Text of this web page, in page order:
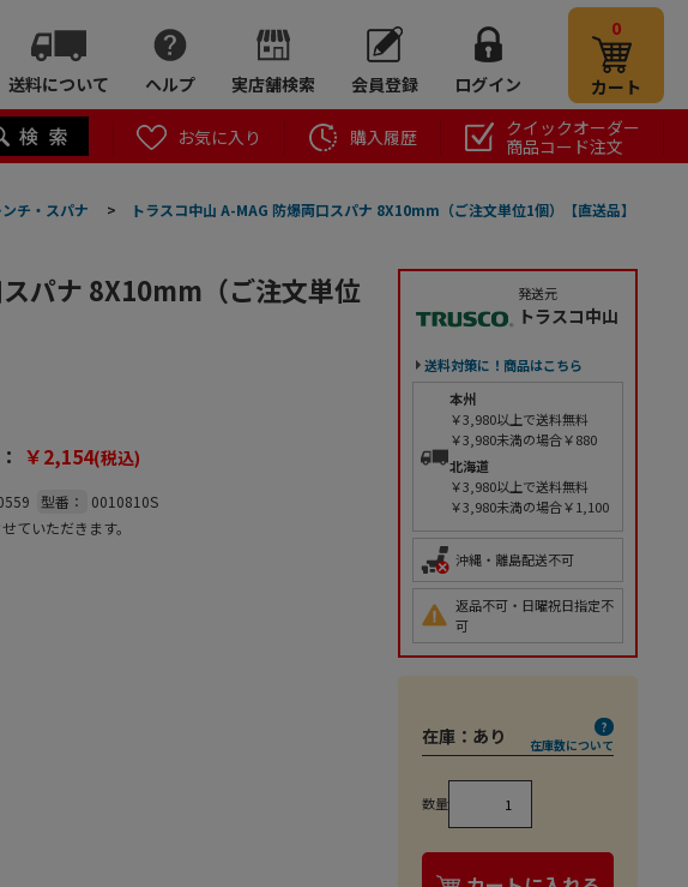
送料について ヘルプ 実店舗検索 会員登録 ログイン
0
カート
お気に入り 購入履歴
クイックオーダー
商品コード注文
チ・スパナ > トラスコ中山 A-MAG 防爆両口スパナ 8X10mm（ご注文単位1個）【直送品】
パナ 8X10mm（ご注文単位
￥2,154(税込)
型番：
0010810S
ていただきます。
発送元
トラスコ中山
送料対策に！商品はこちら
本州
￥3,980以上で送料無料
￥3,980未満の場合￥880
北海道
￥3,980以上で送料無料
￥3,980未満の場合￥1,100
沖縄・離島配送不可
返品不可・日曜祝日指定不
可
在庫： あり 在庫数について
数量